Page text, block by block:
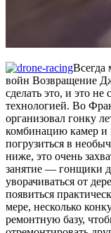
Всегда
войн Возвращение
сделать это, и это не
технологией. Во
организовал гонку
комбинацию камер и
погрузиться в
ниже, это очень
занятие — гонщики
уворачиваться от
появиться
мере, несколько
ремонтную базу,